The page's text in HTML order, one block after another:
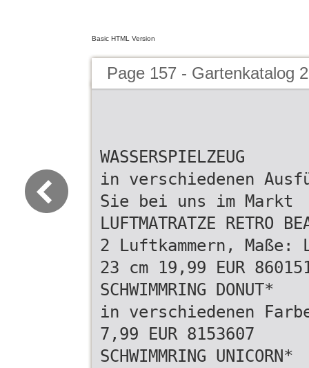
Basic HTML Version
Page 157 - Gartenkatalog
WASSERSPIELZEUG
in verschiedenen
Sie bei uns im Markt
LUFTMATRATZE RETRO
2 Luftkammern, Maße:
23 cm 19,99 EUR
SCHWIMMRING DONUT*
in verschiedenen
7,99 EUR 8153607
SCHWIMMRING UNICORN*